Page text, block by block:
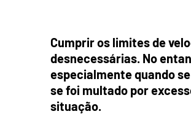
Cumprir os limites de
desnecessárias. No
especialmente quando
se foi multado por
situação.